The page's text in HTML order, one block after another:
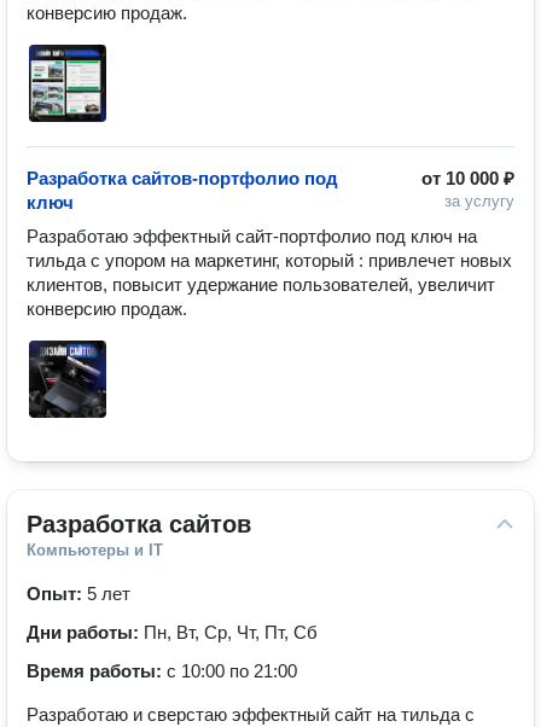
конверсию продаж.
от 10 000 ₽
за услугу
Разработка сайтов-портфолио под
ключ
Разработаю эффектный сайт-портфолио под ключ на
тильда с упором на маркетинг, который : привлечет новых
клиентов, повысит удержание пользователей, увеличит
конверсию продаж.
Разработка сайтов
Компьютеры и IT
Опыт: 5 лет
Дни работы: Пн, Вт, Ср, Чт, Пт, Сб
Время работы: с 10:00 по 21:00
Разработаю и сверстаю эффектный сайт на тильда с